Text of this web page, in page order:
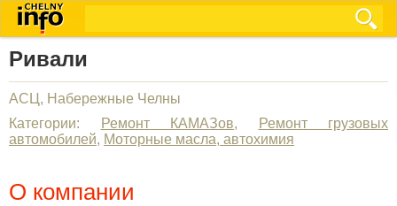
Ривали
АСЦ, Набережные Челны
Категории:
Ремонт КАМАЗов,
Ремонт грузовых
автомобилей, Моторные масла, автохимия
О компании